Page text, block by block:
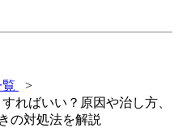
>
ればいい？原因や治し方、
の対処法を解説